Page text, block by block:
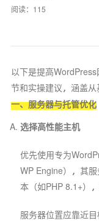
阅读： 115
以下是提高
节和实操建议，涵盖从
一、服务器与托管优化
选择高性能主机
优先使用专为
WP Engine），其
本（如PHP 8.1+）
服务器位置应靠近